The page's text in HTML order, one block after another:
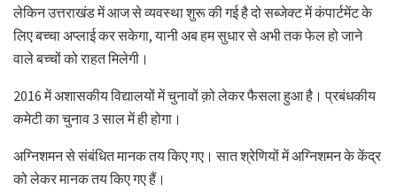
लेकिन उत्तराखंड में आज से व्यवस्था शुरू की गई है दो सब्जेक्ट में कंपार्टमेंट के
लिए बच्चा अप्लाई कर सकेगा, यानी अब हम सुधार से अभी तक फेल हो जाने
वाले बच्चों को राहत मिलेगी।
2016 में अशासकीय विद्यालयों में चुनावों क़ो लेकर फैसला हुआ है। प्रबंधकीय
कमेटी का चुनाव 3 साल में ही होगा।
अग्निशमन से संबंधित मानक तय किए गए। सात श्रेणियों में अग्निशमन के केंद्र
को लेकर मानक तय किए गए हैं।